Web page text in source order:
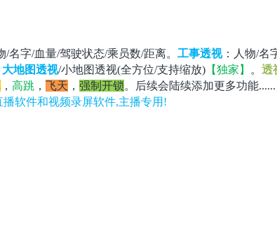
/名字/血量/驾驶状态/乘员数/距离。 工事透视：人物/名
大地图透视/小地图透视(全方位/支持缩放) 【独家】 。 透
， 高跳 ， 飞天 ， 强制开锁。 后续会陆续添加更多功能......
播软件和视频录屏软件,主播专用!